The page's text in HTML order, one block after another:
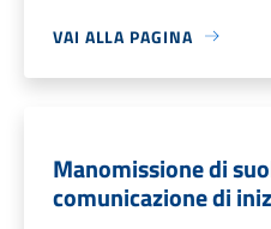
VAI ALLA PAGINA
Manomissione di
comunicazione di